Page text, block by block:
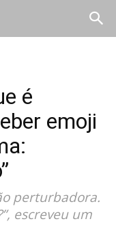
é
emoji
perturbadora.
escreveu um